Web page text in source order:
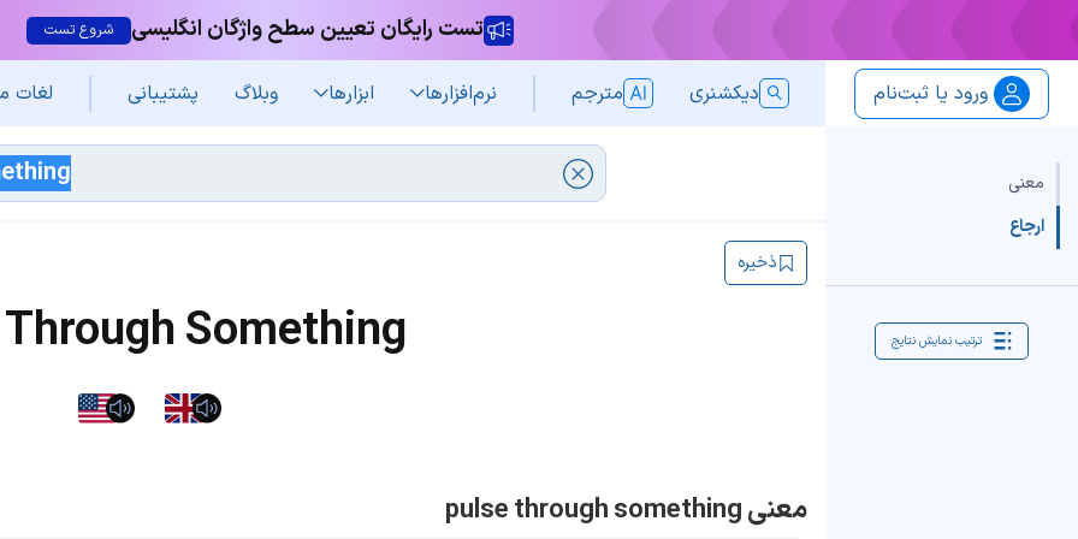
تست رایگان تعیین سطح واژگان انگلیسی شروع تست
ورود یا ثبت‌نام دیکشنری مترجم نرم‌افزار‌ها ابزارها وبلاگ پشتیبانی لغات
معنی
ارجاع
ترتیب نمایش نتایج
ذخیره
Something
معنی pulse through something